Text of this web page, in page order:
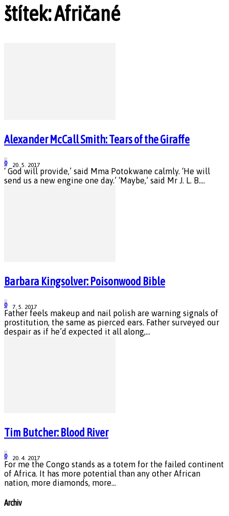
štítek: Afričané
Alexander McCall Smith: Tears of the Giraffe
20. 5. 2017
0
‘ God will provide,’ said Mma Potokwane calmly. ‘He will
send us a new engine one day.’ ‘Maybe,’ said Mr J. L. B....
Barbara Kingsolver: Poisonwood Bible
7. 5. 2017
0
Father feels makeup and nail polish are warning signals of
prostitution, the same as pierced ears. Father surveyed our
despair as if he’d expected it all along,...
Tim Butcher: Blood River
20. 4. 2017
0
For me the Congo stands as a totem for the failed continent
of Africa. It has more potential than any other African
nation, more diamonds, more...
Archiv